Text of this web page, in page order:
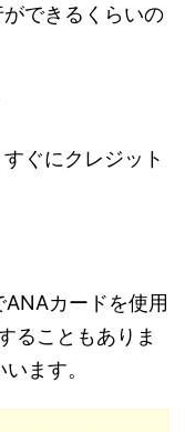
できるくらいの
ぐにクレジット
カードを使用
ることもありま
ます。